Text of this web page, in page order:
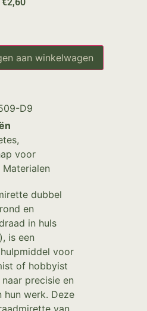
aan winkelwagen
D9
,
voor
Materialen
dubbel
en
in huls
is een
voor
of hobbyist
precisie en
hun werk. Deze